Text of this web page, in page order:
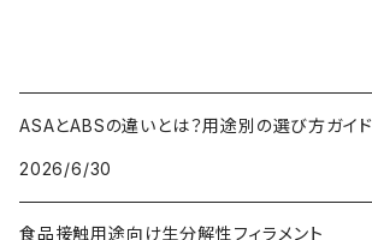
ASAとABSの違いとは？用途別の選び方ガイド
2026/6/30
食品接触用途向け生分解性フィラメント